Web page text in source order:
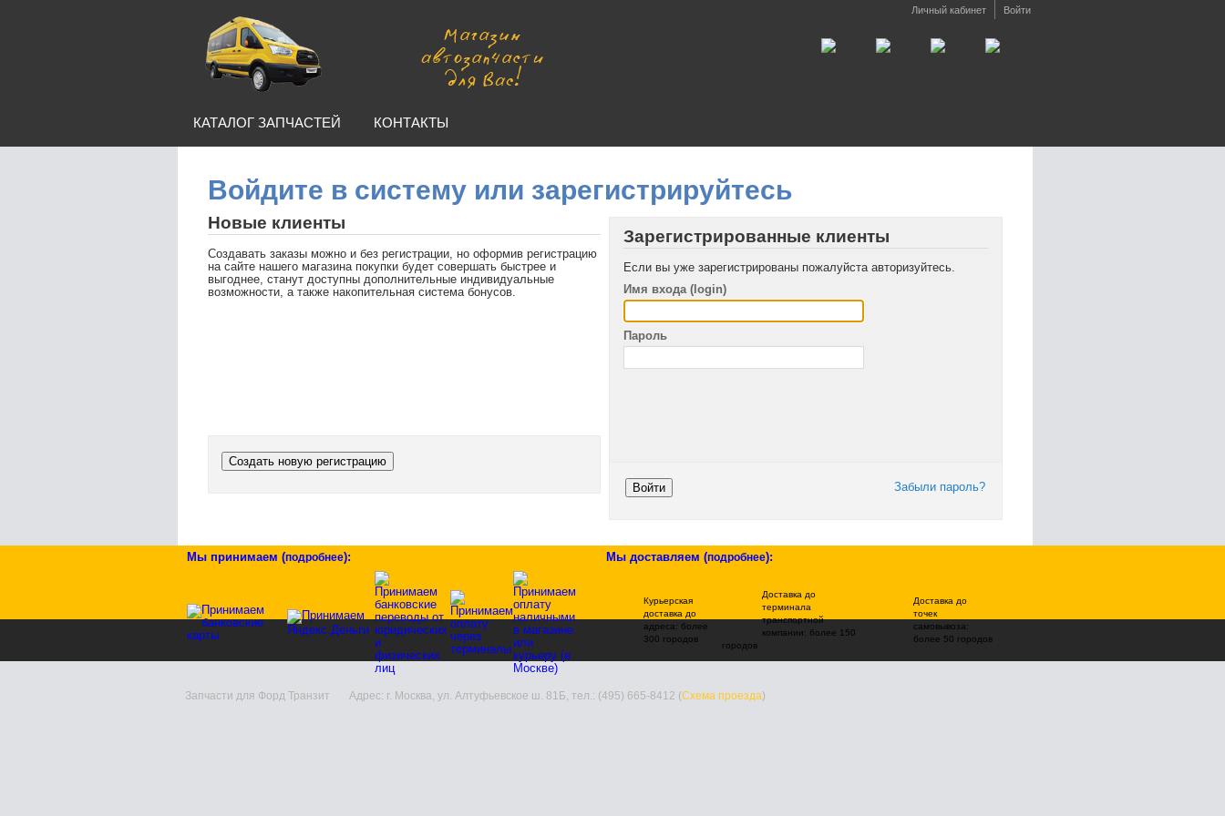
Личный кабинет Войти
КАТАЛОГ ЗАПЧАСТЕЙ КОНТАКТЫ
Войдите в систему или зарегистрируйтесь
Новые клиенты
Создавать заказы можно и без регистрации, но оформив регистрацию
на сайте нашего магазина покупки будет совершать быстрее и
выгоднее, станут доступны дополнительные индивидуальные
возможности, а также накопительная система бонусов.
Зарегистрированные клиенты
Если вы уже зарегистрированы пожалуйста авторизуйтесь.
Имя входа (login)
Пароль
Создать новую регистрацию
Войти
Забыли пароль?
Мы принимаем (подробнее): Мы доставляем (подробнее):
Курьерская
доставка до
адреса: более
300 городов
Доставка до
терминала
транспортной
компании: более 150
городов
Доставка до
точек
самовывоза:
более 50 городов
Запчасти для Форд Транзит Адрес: г. Москва, ул. Алтуфьевское ш. 81Б, тел.: (495) 665-8412 (Схема проезда)